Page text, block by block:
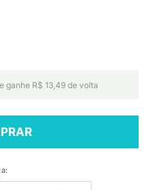
ganhe R$ 13,49 de volta